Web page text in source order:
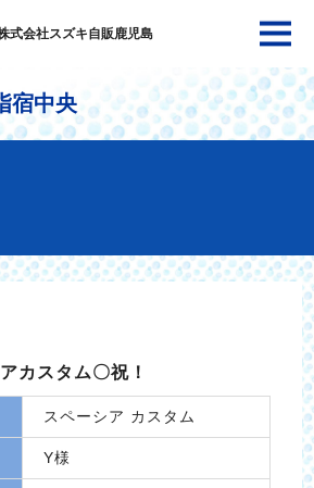
式会社スズキ自販鹿児島
宿中央
カスタム〇祝！
スペーシア カスタム
Y様